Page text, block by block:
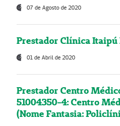
07 de Agosto de 2020
Prestador Clínica Itaipú
01 de Abril de 2020
Prestador Centro
51004350-4: Centro
(Nome Fantasia: